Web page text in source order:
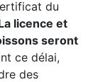
du
licence et
seront
ce délai,
des